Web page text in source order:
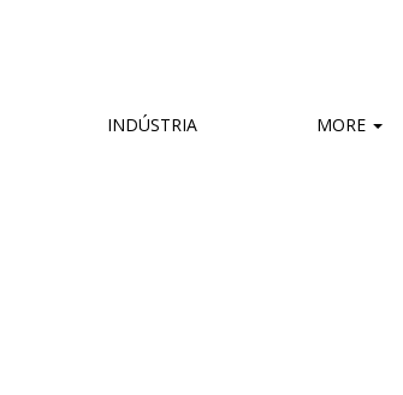
INDÚSTRIA MORE